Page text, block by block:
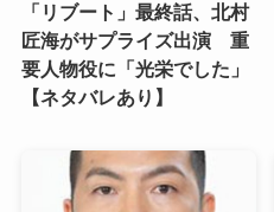
「リブート」最終話、北村
匠海がサプライズ出演 重
要人物役に「光栄でした」
【ネタバレあり】